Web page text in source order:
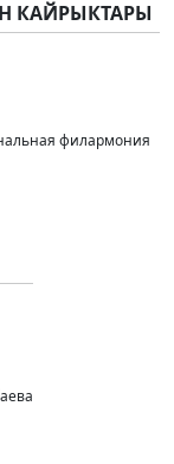
КАЙРЫКТАРЫ
филармония